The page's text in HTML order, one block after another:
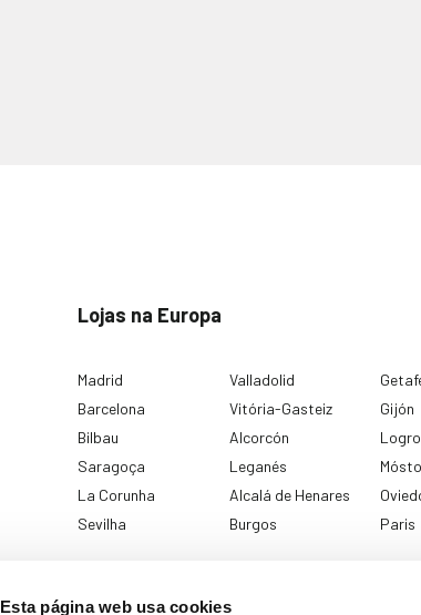
Esta página web usa cookies
Lojas na Europa
Madrid
Barcelona
Bilbau
Saragoça
La Corunha
Sevilha
Valladolid
Vitória-Gasteiz
Alcorcón
Leganés
Alcalá de Henares
Burgos
Gijón
Paris